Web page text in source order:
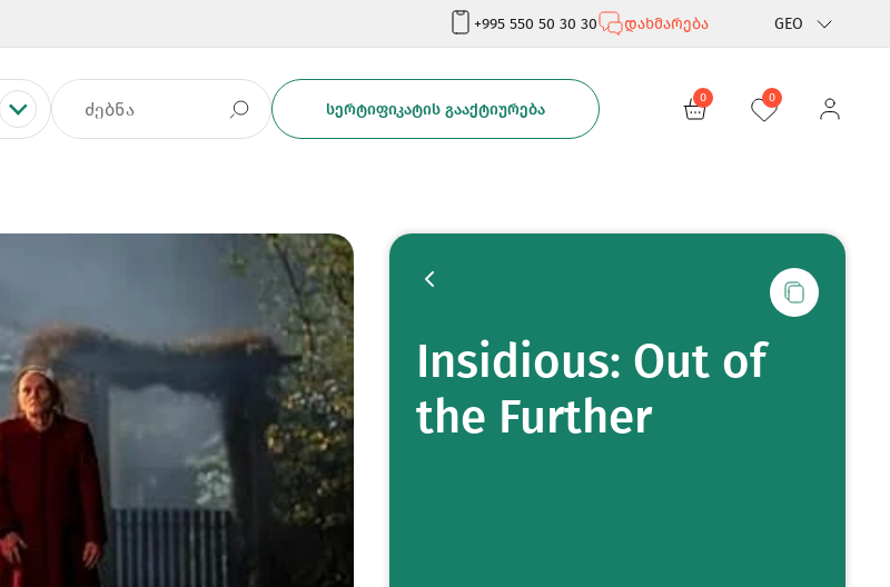
+995 550 50 30 30 დახმარება GEO
Rus
ᲡᲔᲠᲢᲘᲤᲘᲙᲐᲢᲘᲡ ᲒᲐᲐᲥᲢᲘᲣᲠᲔᲑᲐ
0 0
Insidious: Out of
the Further